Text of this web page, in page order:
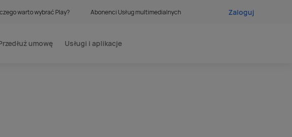
warto wybrać Play? Abonenci Usług multimedialnych Zaloguj
umowę Usługi i aplikacje